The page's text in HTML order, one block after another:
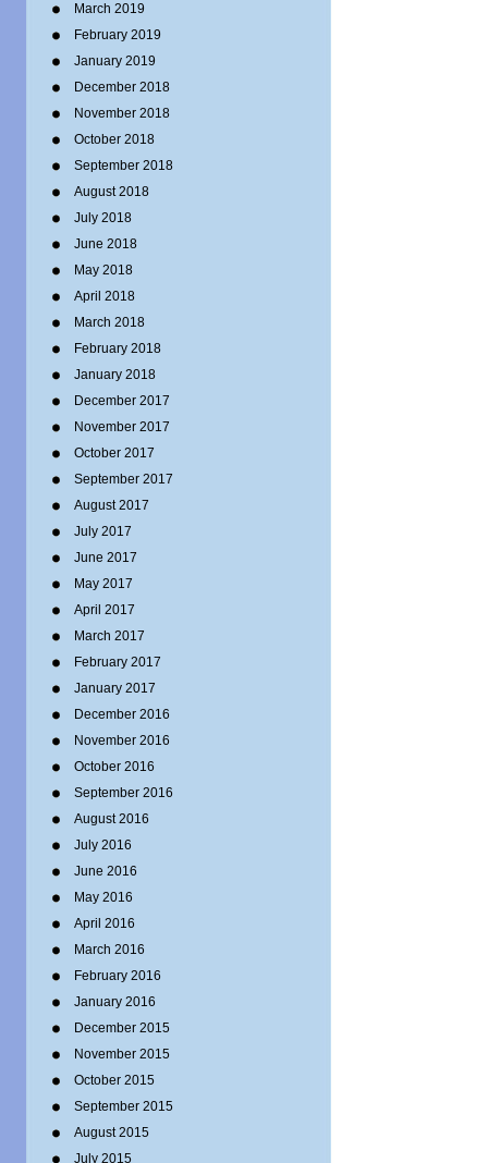
March 2019
February 2019
January 2019
December 2018
November 2018
October 2018
September 2018
August 2018
July 2018
June 2018
May 2018
April 2018
March 2018
February 2018
January 2018
December 2017
November 2017
October 2017
September 2017
August 2017
July 2017
June 2017
May 2017
April 2017
March 2017
February 2017
January 2017
December 2016
November 2016
October 2016
September 2016
August 2016
July 2016
June 2016
May 2016
April 2016
March 2016
February 2016
January 2016
December 2015
November 2015
October 2015
September 2015
August 2015
July 2015